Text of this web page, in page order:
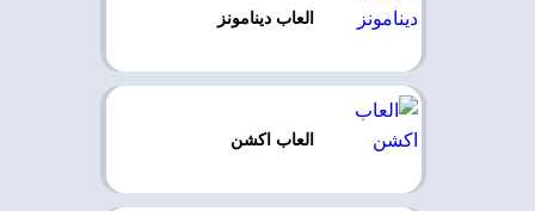
العاب دينامونز
العاب اكشن